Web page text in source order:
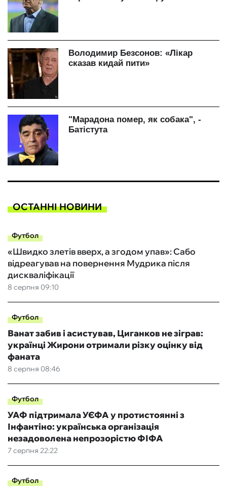
ОСТАННІ НОВИНИ
Футбол
8 серпня 09:10
«Швидко злетів вверх, а згодом упав»: Сабо
відреагував на повернення Мудрика після
дискваліфікації
Футбол
8 серпня 08:46
Ванат забив і асистував, Циганков не зіграв:
українці Жирони отримали різку оцінку від
фаната
Футбол
7 серпня 22:22
УАФ підтримала УЄФА у протистоянні з
Інфантіно: українська організація
незадоволена непрозорістю ФІФА
Футбол